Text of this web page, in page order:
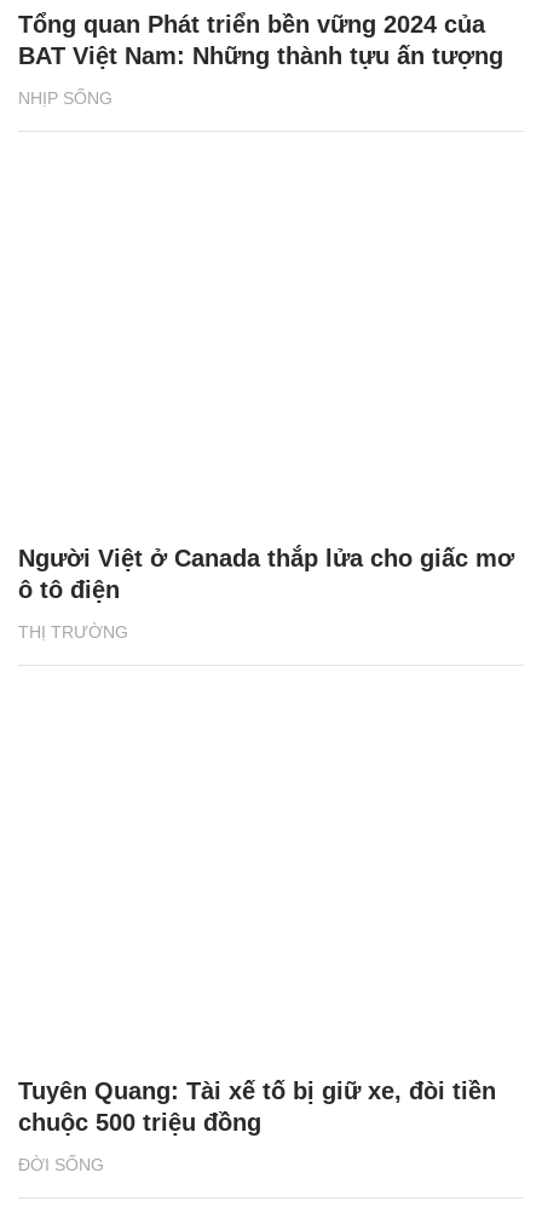
NHỊP SỐNG
Tổng quan Phát triển bền vững 2024 của
BAT Việt Nam: Những thành tựu ấn tượng
THỊ TRƯỜNG
Người Việt ở Canada thắp lửa cho giấc mơ
ô tô điện
ĐỜI SỐNG
Tuyên Quang: Tài xế tố bị giữ xe, đòi tiền
chuộc 500 triệu đồng